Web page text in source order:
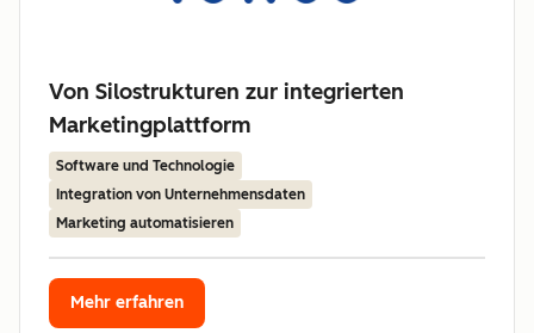
Von Silostrukturen zur integrierten
Marketingplattform
Software und Technologie
Integration von Unternehmensdaten
Marketing automatisieren
Mehr erfahren